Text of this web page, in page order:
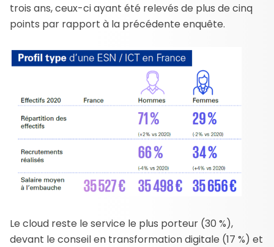
trois ans, ceux-ci ayant été relevés de plus de cinq
points par rapport à la précédente enquête.
Le cloud reste le service le plus porteur (30 %),
devant le conseil en transformation digitale (17 %) et